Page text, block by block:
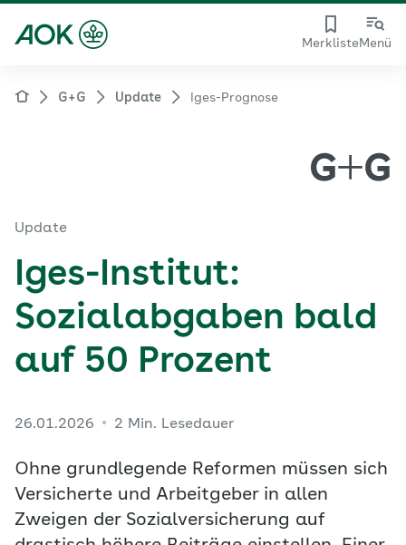
MerklisteMenü
G+G Update Iges-Prognose
Update
Iges-Institut:
Sozialabgaben bald
auf 50 Prozent
26.01.2026 2 Min. Lesedauer
Ohne grundlegende Reformen müssen sich
Versicherte und Arbeitgeber in allen
Zweigen der Sozialversicherung auf